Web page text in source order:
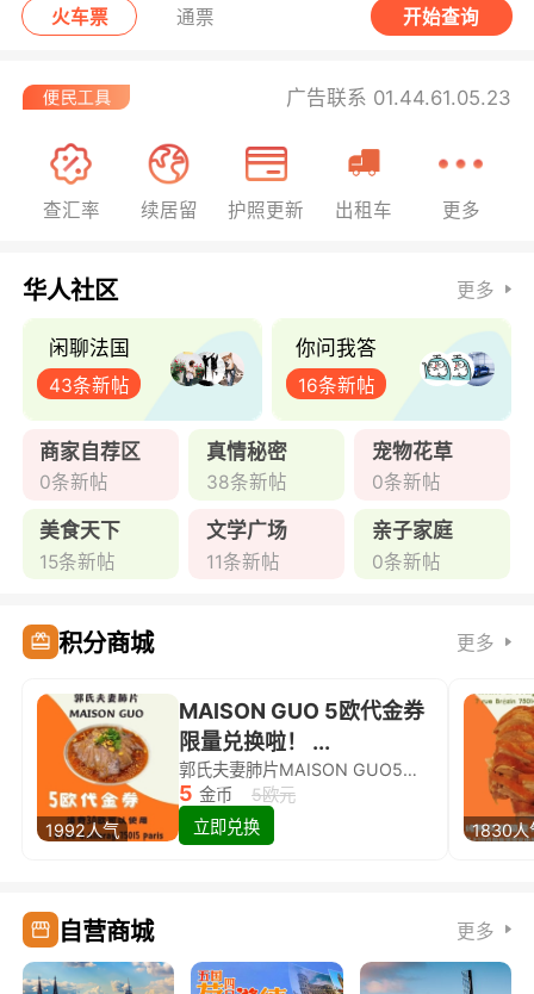
火车票 通票 开始查询
广告联系 01.44.61.05.23
查汇率 续居留 护照更新 出租车 更多
华人社区 更多
闲聊法国
43条新帖
你问我答
16条新帖
商家自荐区
0条新帖
真情秘密
38条新帖
宠物花草
0条新帖
美食天下
15条新帖
文学广场
11条新帖
亲子家庭
0条新帖
积分商城 更多
1992人气
MAISON GUO 5欧代金券
限量兑换啦！ ...
郭氏夫妻肺片MAISON GUO5欧代金券限量兑换啦！
5 金币
5欧元
立即兑换
1830人
自营商城 更多